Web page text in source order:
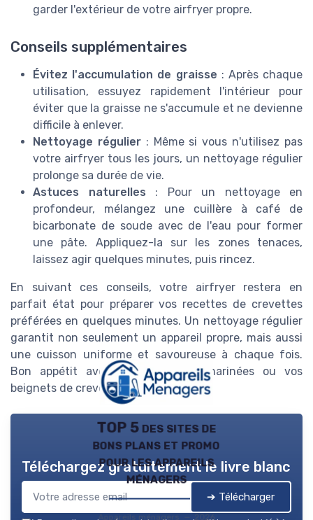
garder l'extérieur de votre airfryer propre.
Conseils supplémentaires
Évitez l'accumulation de graisse : Après chaque
utilisation, essuyez rapidement l'intérieur pour
éviter que la graisse ne s'accumule et ne devienne
difficile à enlever.
Nettoyage régulier: Même si vous n'utilisez pas
votre airfryer tous les jours, un nettoyage régulier
prolonge sa durée de vie.
Astuces naturelles : Pour un nettoyage en
profondeur, mélangez une cuillère à café de
bicarbonate de soude avec de l'eau pour former
une pâte. Appliquez-la sur les zones tenaces,
laissez agir quelques minutes, puis rincez.
En suivant ces conseils, votre airfryer restera en
parfait état pour préparer vos recettes de crevettes
préférées en quelques minutes. Un nettoyage régulier
garantit non seulement un appareil propre, mais aussi
une cuisson uniforme et savoureuse à chaque fois.
Bon appétit avec vos crevettes marinées ou vos
beignets de crevettes !
TOP 5 des sites de
bons plans et promo
pour les appareils
ménagers
Appareils ménagers — 2026
Téléchargez gratuitement le livre blanc
➔ Télécharger